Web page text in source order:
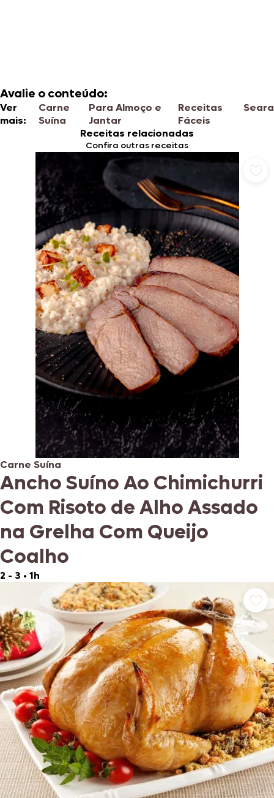
Avalie o conteúdo:
Ver
mais:
Carne
Suína
Para Almoço e
Jantar
Receitas
Fáceis
Seara
Receitas relacionadas
Confira outras receitas
Carne Suína
Ancho Suíno Ao Chimichurri
Com Risoto de Alho Assado
na Grelha Com Queijo
Coalho
2 - 3 • 1h